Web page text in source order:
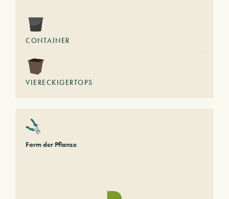
CONTAINER
VIERECKIGERTOPS
Form der Pflanze